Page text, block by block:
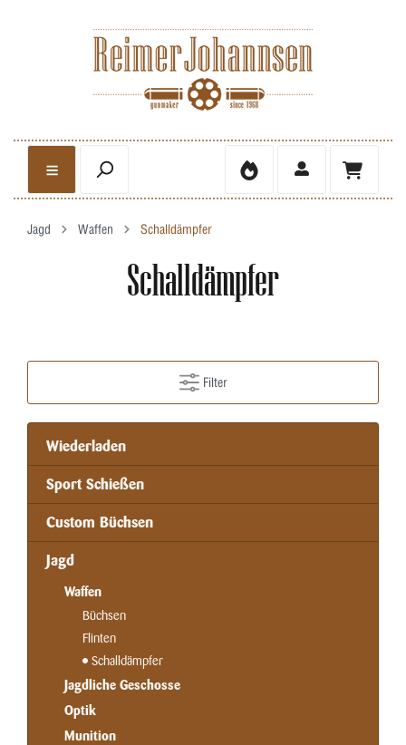
Jagd Waffen Schalldämpfer
Schalldämpfer
Filter
Wiederladen
Sport Schießen
Custom Büchsen
Jagd
Waffen
Büchsen
Flinten
Schalldämpfer
Jagdliche Geschosse
Optik
Munition